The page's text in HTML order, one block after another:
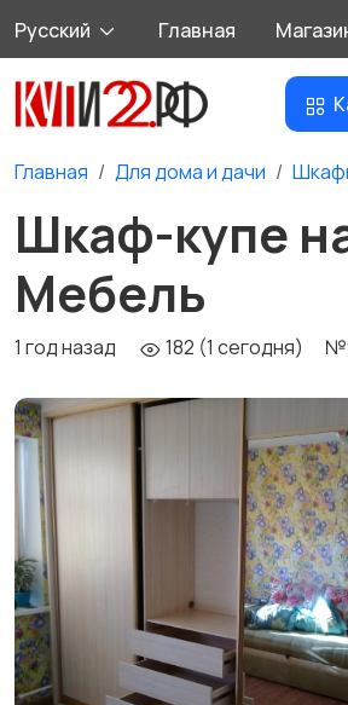
Русский Главная
Главная Для дома и дачи
Шкаф-купе
Мебель
1 год назад 182 (1 сегодня)